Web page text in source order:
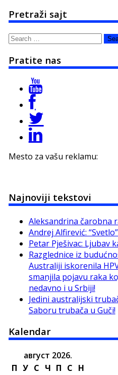
Pretraži sajt
Search
Pratite nas
Mesto za vašu reklamu:
Najnoviji tekstovi
Aleksandrina čarobna
Andrej Alfirević:
Petar Pješivac: Ljubav
Razglednice iz
Australiji iskorenila
smanjila pojavu raka
nedavno i u Srbiji!
Jedini australijski
Saboru trubača u Guči!
Kalendar
август 2026.
П У С Ч П С Н